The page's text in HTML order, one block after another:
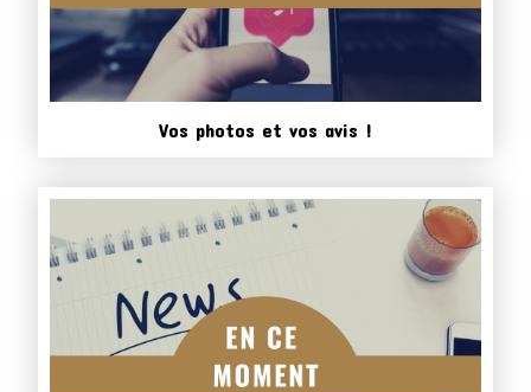
Vos photos et vos avis !